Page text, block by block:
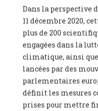
Assistant Professor,
James Thornton -
Director
University, CNRS
Mathias Kirchner -
Resources and Life
-
Professor of
(Austria), Univ. Doz.
Lecturer in
Umwelt (Austria),
Coordinator, Salzburg
Dans la perspective
11 décembre 2020,
plus de 200
engagées dans la
climatique, ainsi
lancées par des
parlementaires
définit les mesures
prises pour mettre